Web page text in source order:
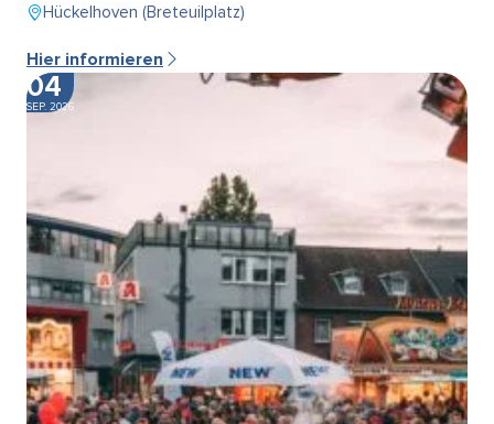
Hückelhoven (Breteuilplatz)
Hier informieren
04
SEP. 2026